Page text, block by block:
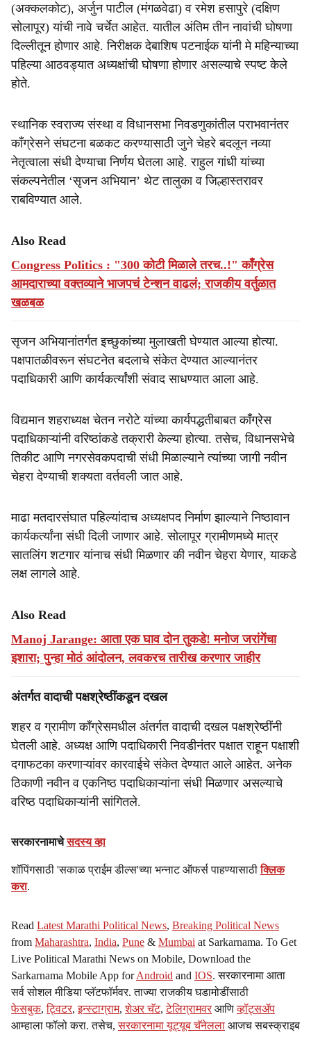
(अक्कलकोट), अर्जुन पाटील (मंगळवेढा) व रमेश हसापुरे (दक्षिण
सोलापूर) यांची नावे चर्चेत आहेत. यातील अंतिम तीन नावांची घोषणा
दिल्लीतून होणार आहे. निरीक्षक देबाशिष पटनाईक यांनी मे महिन्याच्या
पहिल्या आठवड्यात अध्यक्षांची घोषणा होणार असल्याचे स्पष्ट केले
होते.
स्थानिक स्वराज्य संस्था व विधानसभा निवडणुकांतील पराभवानंतर
काँग्रेसने संघटना बळकट करण्यासाठी जुने चेहरे बदलून नव्या
नेतृत्वाला संधी देण्याचा निर्णय घेतला आहे. राहुल गांधी यांच्या
संकल्पनेतील ‘सृजन अभियान’ थेट तालुका व जिल्हास्तरावर
राबविण्यात आले.
Also Read
Congress Politics : "300 कोटी मिळाले तरच..!" काँग्रेस
आमदाराच्या वक्तव्याने भाजपचं टेन्शन वाढलं; राजकीय वर्तुळात
खळबळ
सृजन अभियानांतर्गत इच्छुकांच्या मुलाखती घेण्यात आल्या होत्या.
पक्षपातळीवरून संघटनेत बदलाचे संकेत देण्यात आल्यानंतर
पदाधिकारी आणि कार्यकर्त्यांशी संवाद साधण्यात आला आहे.
विद्यमान शहराध्यक्ष चेतन नरोटे यांच्या कार्यपद्धतीबाबत काँग्रेस
पदाधिकाऱ्यांनी वरिष्ठांकडे तक्रारी केल्या होत्या. तसेच, विधानसभेचे
तिकीट आणि नगरसेवकपदाची संधी मिळाल्याने त्यांच्या जागी नवीन
चेहरा देण्याची शक्यता वर्तवली जात आहे.
माढा मतदारसंघात पहिल्यांदाच अध्यक्षपद निर्माण झाल्याने निष्ठावान
कार्यकर्त्यांना संधी दिली जाणार आहे. सोलापूर ग्रामीणमध्ये मात्र
सातलिंग शटगार यांनाच संधी मिळणार की नवीन चेहरा येणार, याकडे
लक्ष लागले आहे.
Also Read
Manoj Jarange: आता एक घाव दोन तुकडे! मनोज जरांगेंचा
इशारा; पुन्हा मोठं आंदोलन, लवकरच तारीख करणार जाहीर
अंतर्गत वादाची पक्षश्रेष्ठींकडून दखल
शहर व ग्रामीण काँग्रेसमधील अंतर्गत वादाची दखल पक्षश्रेष्ठींनी
घेतली आहे. अध्यक्ष आणि पदाधिकारी निवडीनंतर पक्षात राहून पक्षाशी
दगाफटका करणाऱ्यांवर कारवाईचे संकेत देण्यात आले आहेत. अनेक
ठिकाणी नवीन व एकनिष्ठ पदाधिकाऱ्यांना संधी मिळणार असल्याचे
वरिष्ठ पदाधिकाऱ्यांनी सांगितले.
सरकारनामाचेसदस्य व्हा
शॉपिंगसाठी 'सकाळ प्राईम डील्स'च्या भन्नाट ऑफर्स पाहण्यासाठीक्लिक
करा.
Read Latest Marathi Political News, Breaking Political News
from Maharashtra, India, Pune & Mumbai at Sarkarnama. To Get
Live Political Marathi News on Mobile, Download the
Sarkarnama Mobile App forAndroid and IOS. सरकारनामा आता
सर्व सोशल मीडिया प्लॅटफॉर्मवर. ताज्या राजकीय घडामोडींसाठी
फेसबुक,ट्विटर,इन्स्टाग्राम,शेअर चॅट,टेलिग्रामवर आणिव्हॉट्सॲप
आम्हाला फॉलो करा. तसेच,सरकारनामा यूट्यूब चॅनेलला आजच सबस्क्राइब